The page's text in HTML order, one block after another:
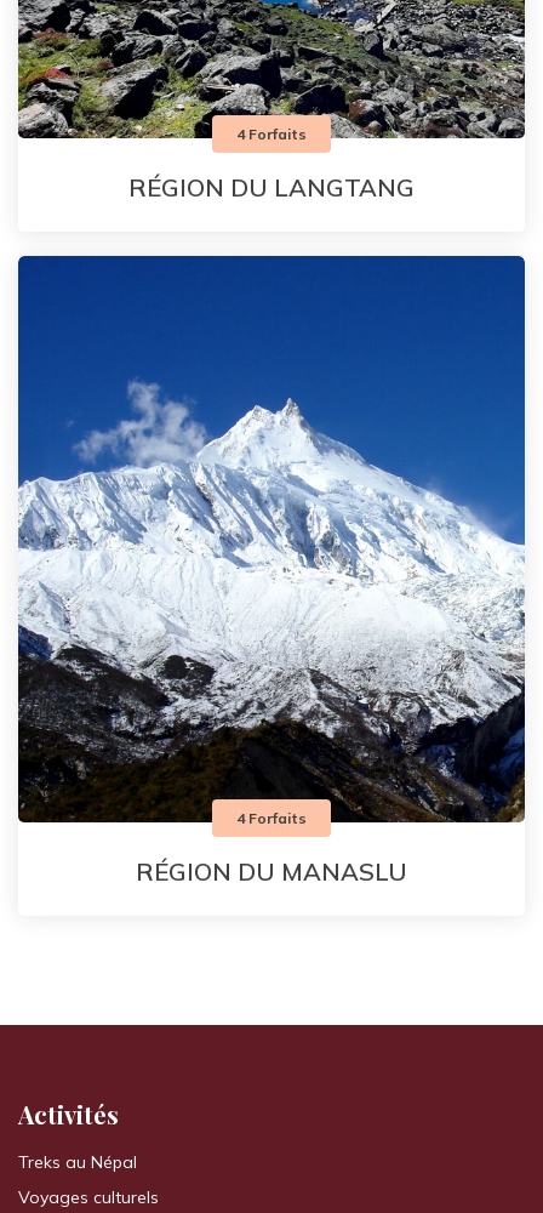
4 Forfaits
RÉGION DU LANGTANG
4 Forfaits
RÉGION DU MANASLU
Activités
Treks au Népal
Voyages culturels